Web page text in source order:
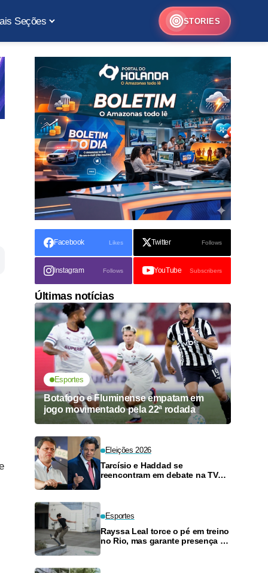
Seções STORIES
Facebook Likes Twitter Follows
Instagram Follows YouTube Subscribers
Últimas notícias
Esportes
Botafogo e Fluminense empatam em
jogo movimentado pela 22ª rodada
Eleições 2026
Tarcísio e Haddad se
reencontram em debate na TV
Esportes
Rayssa Leal torce o pé em treino
no Rio, mas garante presença no